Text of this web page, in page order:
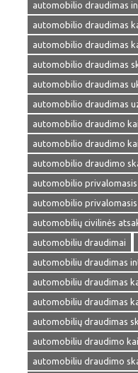
automobilio draudimas
automobilio draudimas
automobilio draudimas
automobilio draudimas
automobilio draudimas
automobilio draudimas
automobilio draudimo
automobilio draudimo
automobilio draudimo
automobilio
automobilio
automobilių civilinės
automobiliu draudimai
automobiliu draudimas
automobiliu draudimas
automobiliu draudimas
automobilių draudimas
automobiliu draudimo
automobiliu draudimo